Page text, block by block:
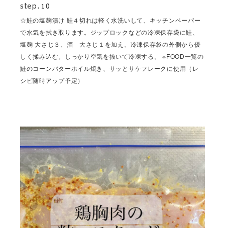
step. 10
☆鮭の塩麹漬け 鮭４切れは軽く水洗いして、キッチンペーパー
で水気を拭き取ります。ジップロックなどの冷凍保存袋に鮭、
塩麹 大さじ３、酒 大さじ１を加え、冷凍保存袋の外側から優
しく揉み込む。しっかり空気を抜いて冷凍する。 ※FOOD一覧の
鮭のコーンバターホイル焼き、サッとサケフレークに使用（レ
シピ随時アップ予定）